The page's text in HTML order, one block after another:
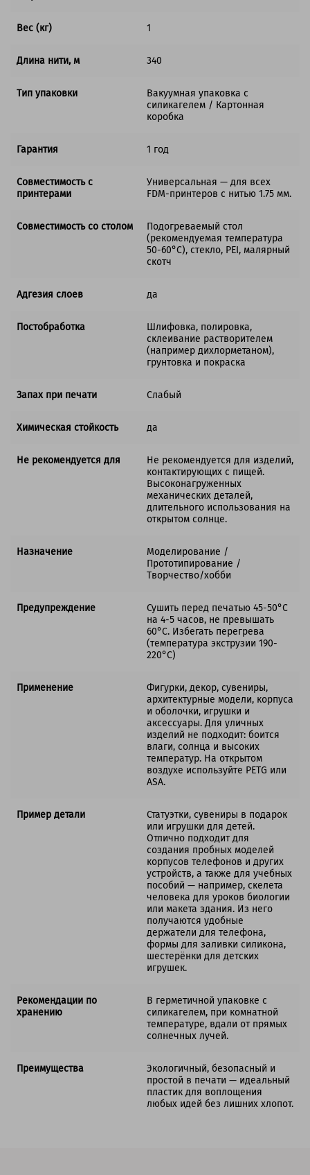
Вес (кг) 1
Длина нити, м 340
Тип упаковки
Вакуумная упаковка с
силикагелем / Картонная
коробка
Гарантия 1 год
Совместимость с
принтерами
Универсальная — для всех
FDM-принтеров с нитью 1.75 мм.
Совместимость со столом
Подогреваемый стол
(рекомендуемая температура
50-60°C), стекло, PEI, малярный
скотч
Адгезия слоев да
Постобработка
Шлифовка, полировка,
склеивание растворителем
(например дихлорметаном),
грунтовка и покраска
Запах при печати Слабый
Химическая стойкость да
Не рекомендуется для
Не рекомендуется для изделий,
контактирующих с пищей.
Высоконагруженных
механических деталей,
длительного использования на
открытом солнце.
Назначение
Моделирование /
Прототипирование /
Творчество/хобби
Предупреждение
Сушить перед печатью 45-50°C
на 4-5 часов, не превышать
60°C. Избегать перегрева
(температура экструзии 190-
220°C)
Применение
Фигурки, декор, сувениры,
архитектурные модели, корпуса
и оболочки, игрушки и
аксессуары. Для уличных
изделий не подходит: боится
влаги, солнца и высоких
температур. На открытом
воздухе используйте PETG или
ASA.
Пример детали
Статуэтки, сувениры в подарок
или игрушки для детей.
Отлично подходит для
создания пробных моделей
корпусов телефонов и других
устройств, а также для учебных
пособий — например, скелета
человека для уроков биологии
или макета здания. Из него
получаются удобные
держатели для телефона,
формы для заливки силикона,
шестерёнки для детских
игрушек.
Рекомендации по
хранению
В герметичной упаковке с
силикагелем, при комнатной
температуре, вдали от прямых
солнечных лучей.
Преимущества
Экологичный, безопасный и
простой в печати — идеальный
пластик для воплощения
любых идей без лишних хлопот.